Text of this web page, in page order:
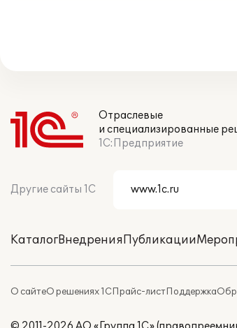
Отраслевые
и специализированные
1С:Предприятие
Другие сайты 1С
КаталогВнедренияПубликации
О сайтеО решениях 1СПрайс-листПоддержка